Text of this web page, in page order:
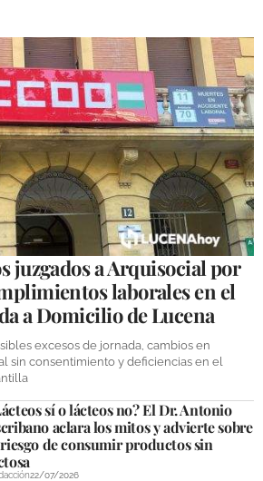
juzgados a Arquisocial por
laborales en el
a Domicilio de Lucena
excesos de jornada, cambios en
sin consentimiento y deficiencias en el
sí o lácteos no? El Dr. Antonio
aclara los mitos y advierte sobre
de consumir productos sin
22/07/2026